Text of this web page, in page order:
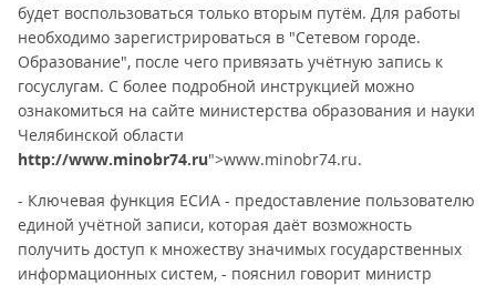
будет воспользоваться только вторым путём. Для работы
необходимо зарегистрироваться в "Сетевом городе.
Образование", после чего привязать учётную запись к
госуслугам. С более подробной инструкцией можно
ознакомиться на сайте министерства образования и науки
Челябинской области
http://www.minobr74.ru">www.minobr74.ru.
- Ключевая функция ЕСИА - предоставление пользователю
единой учётной записи, которая даёт возможность
получить доступ к множеству значимых государственных
информационных систем, - пояснил говорит министр